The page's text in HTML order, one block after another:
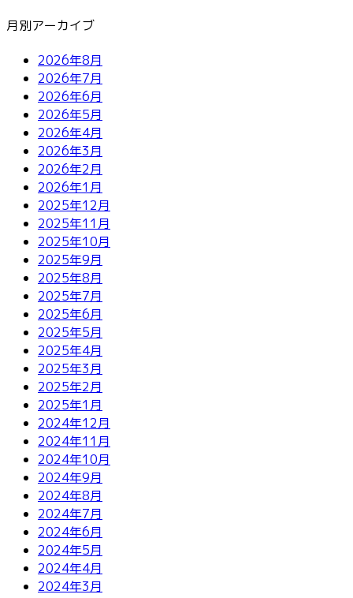
月別アーカイブ
2026年8月
2026年7月
2026年6月
2026年5月
2026年4月
2026年3月
2026年2月
2026年1月
2025年12月
2025年11月
2025年10月
2025年9月
2025年8月
2025年7月
2025年6月
2025年5月
2025年4月
2025年3月
2025年2月
2025年1月
2024年12月
2024年11月
2024年10月
2024年9月
2024年8月
2024年7月
2024年6月
2024年5月
2024年4月
2024年3月